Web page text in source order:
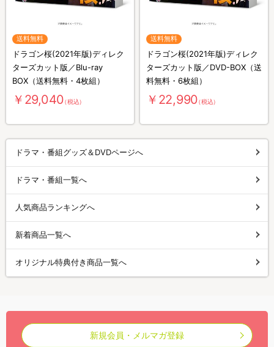
送料無料
ドラゴン桜(2021年版)ディレク
ターズカット版／Blu-ray
BOX（送料無料・4枚組）
￥29,040（税込）
送料無料
ドラゴン桜(2021年版)ディレク
ターズカット版／DVD-BOX（送
料無料・6枚組）
￥22,990（税込）
ドラマ・番組グッズ＆DVDページへ
ドラマ・番組一覧へ
人気商品ランキングへ
新着商品一覧へ
オリジナル特典付き商品一覧へ
新規会員・メルマガ登録